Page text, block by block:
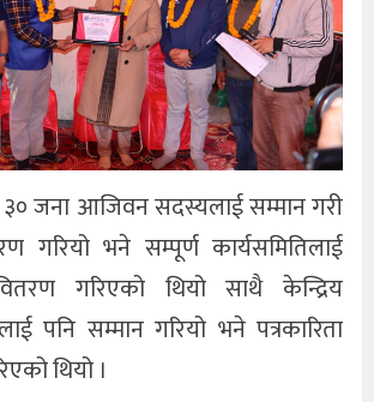
३० जना आजिवन सदस्यलाई सम्मान गरी
गरियो भने सम्पूर्ण कार्यसमितिलाई
गरिएको थियो साथै केन्द्रिय
पनि सम्मान गरियो भने पत्रकारिता
थियो ।